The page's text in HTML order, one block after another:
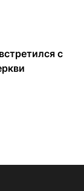
с